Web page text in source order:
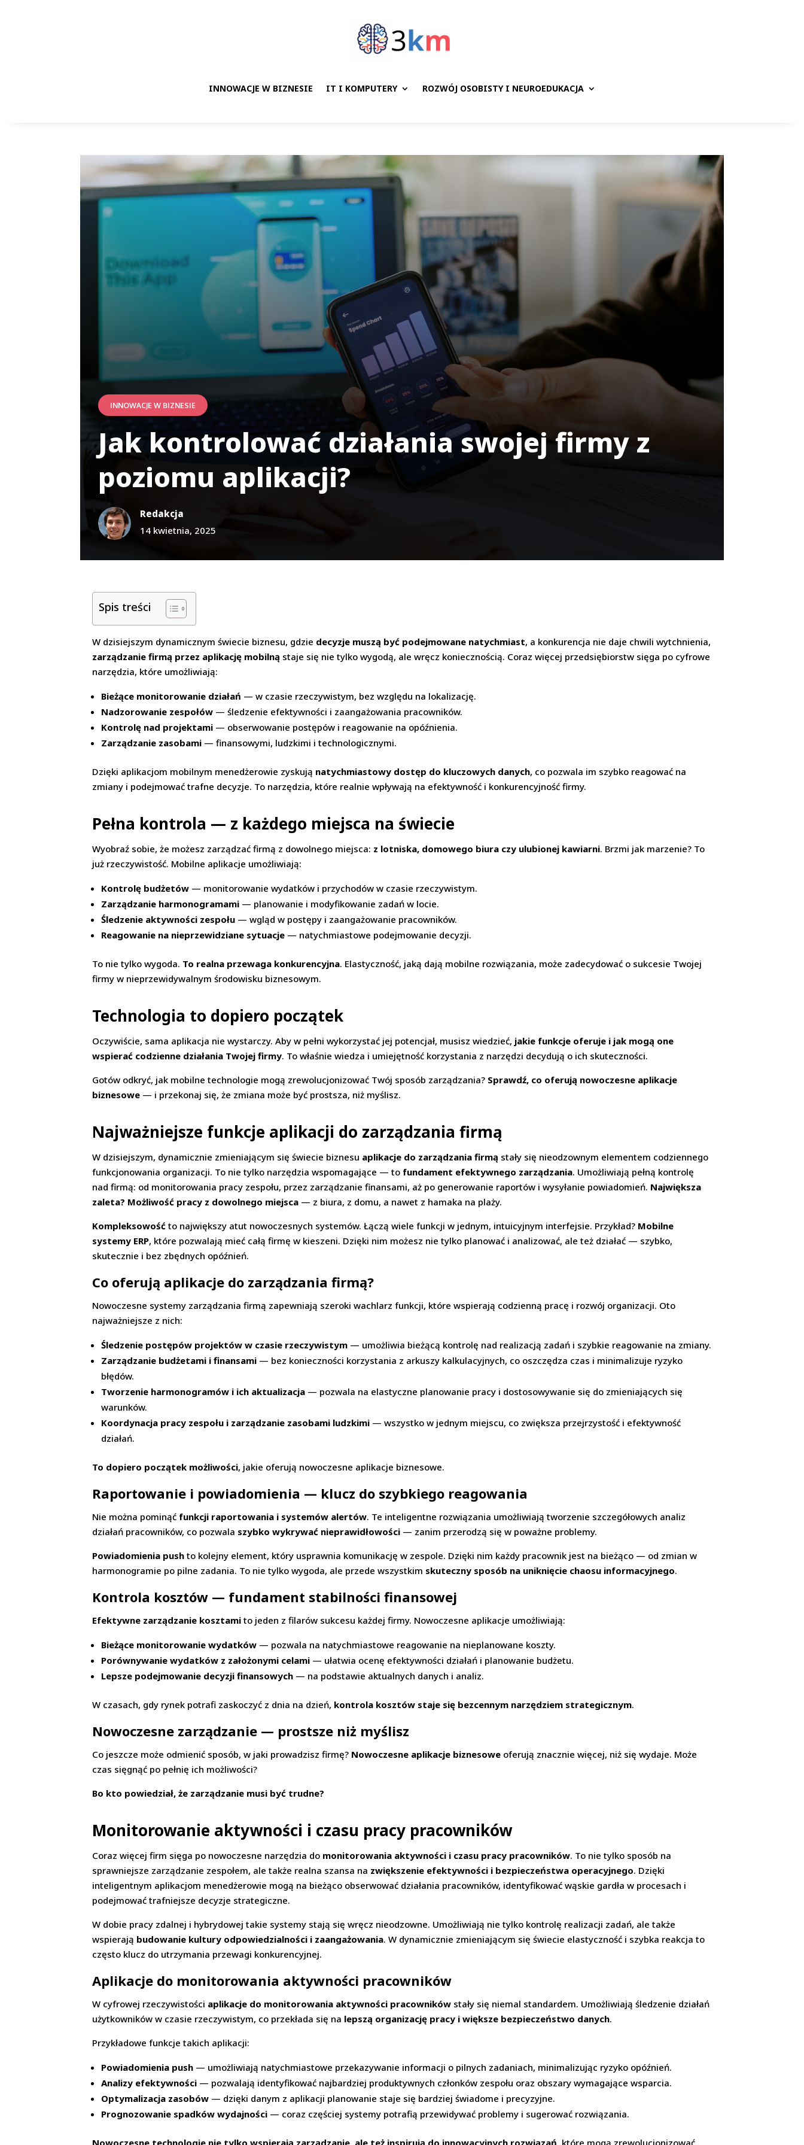
INNOWACJE W BIZNESIE IT I KOMPUTERY ROZWÓJ OSOBISTY I NEUROEDUKACJA
INNOWACJE W BIZNESIE
Jak kontrolować działania swojej firmy z
poziomu aplikacji?
Redakcja
14 kwietnia, 2025
Spis treści
W dzisiejszym dynamicznym świecie biznesu, gdzie decyzje muszą być podejmowane natychmiast, a konkurencja nie daje chwili wytchnienia,
zarządzanie firmą przez aplikację mobilną staje się nie tylko wygodą, ale wręcz koniecznością. Coraz więcej przedsiębiorstw sięga po cyfrowe
narzędzia, które umożliwiają:
Bieżące monitorowanie działań — w czasie rzeczywistym, bez względu na lokalizację.
Nadzorowanie zespołów — śledzenie efektywności i zaangażowania pracowników.
Kontrolę nad projektami — obserwowanie postępów i reagowanie na opóźnienia.
Zarządzanie zasobami — finansowymi, ludzkimi i technologicznymi.
Dzięki aplikacjom mobilnym menedżerowie zyskują natychmiastowy dostęp do kluczowych danych, co pozwala im szybko reagować na
zmiany i podejmować trafne decyzje. To narzędzia, które realnie wpływają na efektywność i konkurencyjność firmy.
Pełna kontrola — z każdego miejsca na świecie
Wyobraź sobie, że możesz zarządzać firmą z dowolnego miejsca: z lotniska, domowego biura czy ulubionej kawiarni. Brzmi jak marzenie? To
już rzeczywistość. Mobilne aplikacje umożliwiają:
Kontrolę budżetów — monitorowanie wydatków i przychodów w czasie rzeczywistym.
Zarządzanie harmonogramami — planowanie i modyfikowanie zadań w locie.
Śledzenie aktywności zespołu — wgląd w postępy i zaangażowanie pracowników.
Reagowanie na nieprzewidziane sytuacje — natychmiastowe podejmowanie decyzji.
To nie tylko wygoda. To realna przewaga konkurencyjna. Elastyczność, jaką dają mobilne rozwiązania, może zadecydować o sukcesie Twojej
firmy w nieprzewidywalnym środowisku biznesowym.
Technologia to dopiero początek
Oczywiście, sama aplikacja nie wystarczy. Aby w pełni wykorzystać jej potencjał, musisz wiedzieć, jakie funkcje oferuje i jak mogą one
wspierać codzienne działania Twojej firmy. To właśnie wiedza i umiejętność korzystania z narzędzi decydują o ich skuteczności.
Gotów odkryć, jak mobilne technologie mogą zrewolucjonizować Twój sposób zarządzania? Sprawdź, co oferują nowoczesne aplikacje
biznesowe — i przekonaj się, że zmiana może być prostsza, niż myślisz.
Najważniejsze funkcje aplikacji do zarządzania firmą
W dzisiejszym, dynamicznie zmieniającym się świecie biznesu aplikacje do zarządzania firmą stały się nieodzownym elementem codziennego
funkcjonowania organizacji. To nie tylko narzędzia wspomagające — to fundament efektywnego zarządzania. Umożliwiają pełną kontrolę
nad firmą: od monitorowania pracy zespołu, przez zarządzanie finansami, aż po generowanie raportów i wysyłanie powiadomień. Największa
zaleta? Możliwość pracy z dowolnego miejsca — z biura, z domu, a nawet z hamaka na plaży.
Kompleksowość to największy atut nowoczesnych systemów. Łączą wiele funkcji w jednym, intuicyjnym interfejsie. Przykład? Mobilne
systemy ERP, które pozwalają mieć całą firmę w kieszeni. Dzięki nim możesz nie tylko planować i analizować, ale też działać — szybko,
skutecznie i bez zbędnych opóźnień.
Co oferują aplikacje do zarządzania firmą?
Nowoczesne systemy zarządzania firmą zapewniają szeroki wachlarz funkcji, które wspierają codzienną pracę i rozwój organizacji. Oto
najważniejsze z nich:
Śledzenie postępów projektów w czasie rzeczywistym — umożliwia bieżącą kontrolę nad realizacją zadań i szybkie reagowanie na zmiany.
Zarządzanie budżetami i finansami — bez konieczności korzystania z arkuszy kalkulacyjnych, co oszczędza czas i minimalizuje ryzyko
błędów.
Tworzenie harmonogramów i ich aktualizacja — pozwala na elastyczne planowanie pracy i dostosowywanie się do zmieniających się
warunków.
Koordynacja pracy zespołu i zarządzanie zasobami ludzkimi — wszystko w jednym miejscu, co zwiększa przejrzystość i efektywność
działań.
To dopiero początek możliwości, jakie oferują nowoczesne aplikacje biznesowe.
Raportowanie i powiadomienia — klucz do szybkiego reagowania
Nie można pominąć funkcji raportowania i systemów alertów. Te inteligentne rozwiązania umożliwiają tworzenie szczegółowych analiz
działań pracowników, co pozwala szybko wykrywać nieprawidłowości — zanim przerodzą się w poważne problemy.
Powiadomienia push to kolejny element, który usprawnia komunikację w zespole. Dzięki nim każdy pracownik jest na bieżąco — od zmian w
harmonogramie po pilne zadania. To nie tylko wygoda, ale przede wszystkim skuteczny sposób na uniknięcie chaosu informacyjnego.
Kontrola kosztów — fundament stabilności finansowej
Efektywne zarządzanie kosztami to jeden z filarów sukcesu każdej firmy. Nowoczesne aplikacje umożliwiają:
Bieżące monitorowanie wydatków — pozwala na natychmiastowe reagowanie na nieplanowane koszty.
Porównywanie wydatków z założonymi celami — ułatwia ocenę efektywności działań i planowanie budżetu.
Lepsze podejmowanie decyzji finansowych — na podstawie aktualnych danych i analiz.
W czasach, gdy rynek potrafi zaskoczyć z dnia na dzień, kontrola kosztów staje się bezcennym narzędziem strategicznym.
Nowoczesne zarządzanie — prostsze niż myślisz
Co jeszcze może odmienić sposób, w jaki prowadzisz firmę? Nowoczesne aplikacje biznesowe oferują znacznie więcej, niż się wydaje. Może
czas sięgnąć po pełnię ich możliwości?
Bo kto powiedział, że zarządzanie musi być trudne?
Monitorowanie aktywności i czasu pracy pracowników
Coraz więcej firm sięga po nowoczesne narzędzia do monitorowania aktywności i czasu pracy pracowników. To nie tylko sposób na
sprawniejsze zarządzanie zespołem, ale także realna szansa na zwiększenie efektywności i bezpieczeństwa operacyjnego. Dzięki
inteligentnym aplikacjom menedżerowie mogą na bieżąco obserwować działania pracowników, identyfikować wąskie gardła w procesach i
podejmować trafniejsze decyzje strategiczne.
W dobie pracy zdalnej i hybrydowej takie systemy stają się wręcz nieodzowne. Umożliwiają nie tylko kontrolę realizacji zadań, ale także
wspierają budowanie kultury odpowiedzialności i zaangażowania. W dynamicznie zmieniającym się świecie elastyczność i szybka reakcja to
często klucz do utrzymania przewagi konkurencyjnej.
Aplikacje do monitorowania aktywności pracowników
W cyfrowej rzeczywistości aplikacje do monitorowania aktywności pracowników stały się niemal standardem. Umożliwiają śledzenie działań
użytkowników w czasie rzeczywistym, co przekłada się na lepszą organizację pracy i większe bezpieczeństwo danych.
Przykładowe funkcje takich aplikacji:
Powiadomienia push — umożliwiają natychmiastowe przekazywanie informacji o pilnych zadaniach, minimalizując ryzyko opóźnień.
Analizy efektywności — pozwalają identyfikować najbardziej produktywnych członków zespołu oraz obszary wymagające wsparcia.
Optymalizacja zasobów — dzięki danym z aplikacji planowanie staje się bardziej świadome i precyzyjne.
Prognozowanie spadków wydajności — coraz częściej systemy potrafią przewidywać problemy i sugerować rozwiązania.